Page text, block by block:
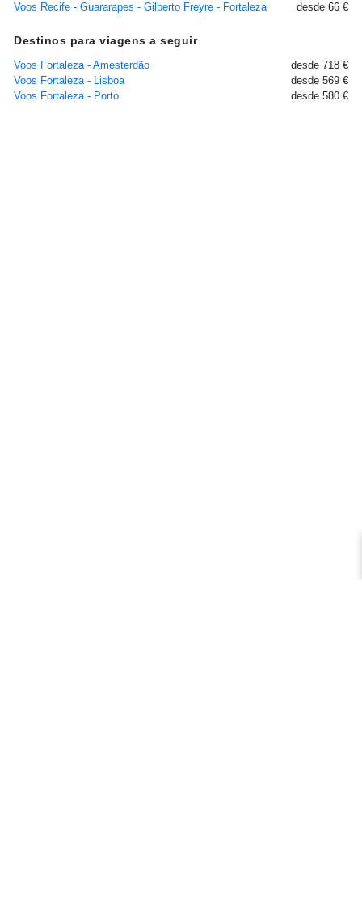
Voos Recife - Guararapes - Gilberto Freyre - Fortaleza
desde 66 €
Destinos para viagens a seguir
Voos Fortaleza - Amesterdão
desde 718 €
Voos Fortaleza - Lisboa
desde 569 €
Voos Fortaleza - Porto
desde 580 €